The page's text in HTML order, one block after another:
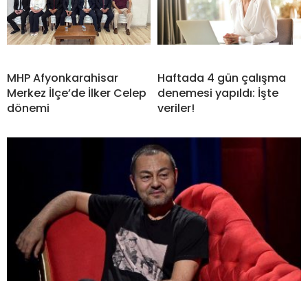
MHP Afyonkarahisar
Merkez İlçe’de İlker Celep
dönemi
Haftada 4 gün çalışma
denemesi yapıldı: İşte
veriler!